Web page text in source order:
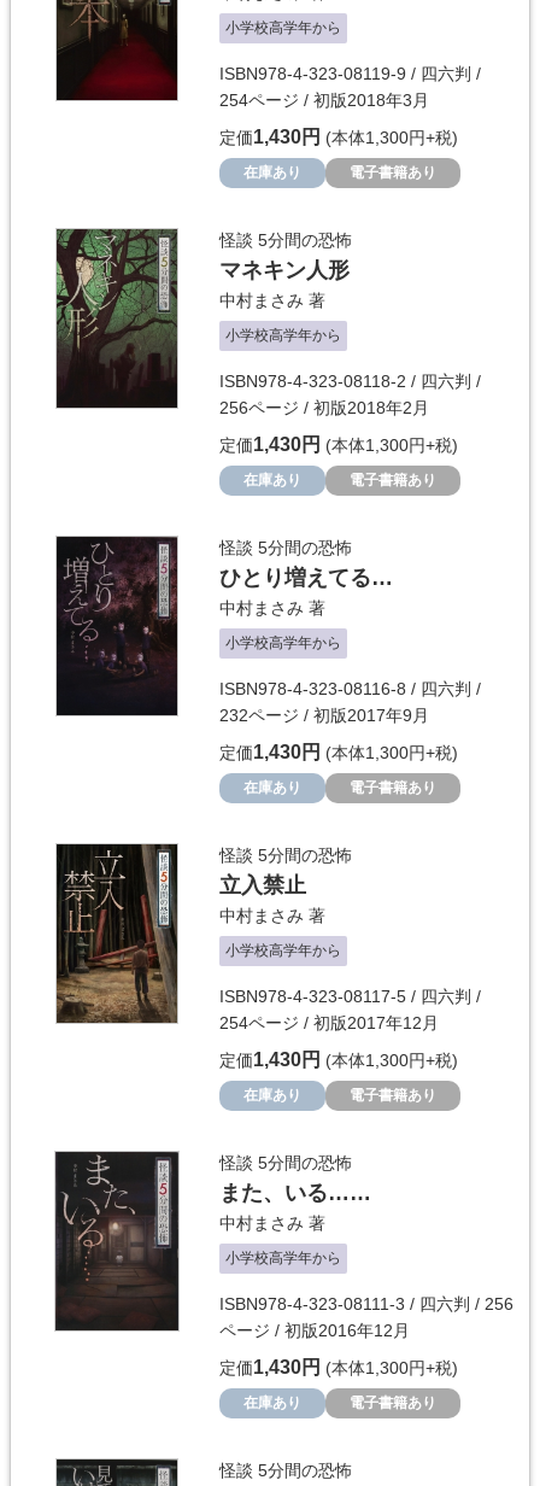
小学校高学年から
ISBN978-4-323-08119-9 / 四六判 /
254ページ / 初版2018年3月
定価1,430円 (本体1,300円+税)
在庫あり 電子書籍あり
怪談 5分間の恐怖
マネキン人形
中村まさみ 著
小学校高学年から
ISBN978-4-323-08118-2 / 四六判 /
256ページ / 初版2018年2月
定価1,430円 (本体1,300円+税)
在庫あり 電子書籍あり
怪談 5分間の恐怖
ひとり増えてる…
中村まさみ 著
小学校高学年から
ISBN978-4-323-08116-8 / 四六判 /
232ページ / 初版2017年9月
定価1,430円 (本体1,300円+税)
在庫あり 電子書籍あり
怪談 5分間の恐怖
立入禁止
中村まさみ 著
小学校高学年から
ISBN978-4-323-08117-5 / 四六判 /
254ページ / 初版2017年12月
定価1,430円 (本体1,300円+税)
在庫あり 電子書籍あり
怪談 5分間の恐怖
また、いる……
中村まさみ 著
小学校高学年から
ISBN978-4-323-08111-3 / 四六判 / 256
ページ / 初版2016年12月
定価1,430円 (本体1,300円+税)
在庫あり 電子書籍あり
怪談 5分間の恐怖